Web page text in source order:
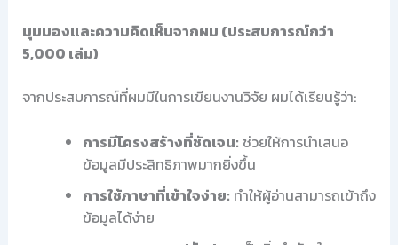
มุมมองและความคิดเห็นจากผม (ประสบการณ์กว่า
5,000 เล่ม)
จากประสบการณ์ที่ผมมีในการเขียนงานวิจัย ผมได้เรียนรู้ว่า:
การมีโครงสร้างที่ชัดเจน: ช่วยให้การนำเสนอ
ข้อมูลมีประสิทธิภาพมากยิ่งขึ้น
การใช้ภาษาที่เข้าใจง่าย: ทำให้ผู้อ่านสามารถเข้าถึง
ข้อมูลได้ง่าย